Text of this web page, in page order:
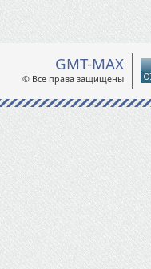
GMT-MAX
© Все права защищены